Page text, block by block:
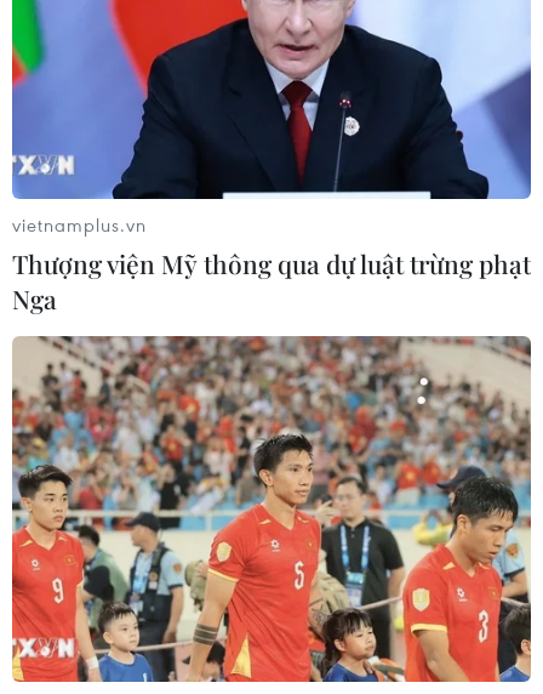
vietnamplus.vn
Thượng viện Mỹ thông qua dự luật trừng phạt
Nga